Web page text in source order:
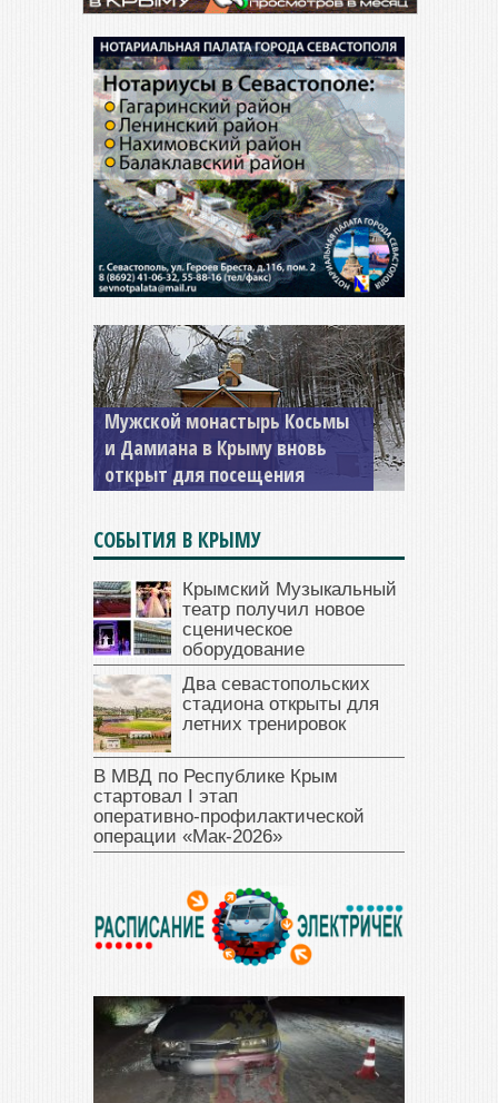
Мужской монастырь Косьмы
и Дамиана в Крыму вновь
открыт для посещения
СОБЫТИЯ В КРЫМУ
Крымский Музыкальный
театр получил новое
сценическое
оборудование
Два севастопольских
стадиона открыты для
летних тренировок
В МВД по Республике Крым
стартовал I этап
оперативно‑профилактической
операции «Мак‑2026»